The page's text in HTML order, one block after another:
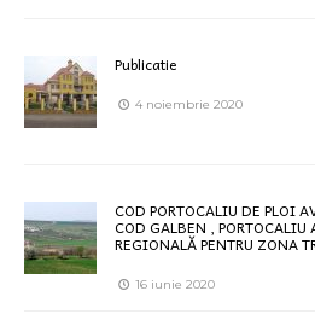
Publicatie
4 noiembrie 2020
COD PORTOCALIU DE PLOI
COD GALBEN , PORTOCALIU
REGIONALĂ PENTRU ZONA
16 iunie 2020